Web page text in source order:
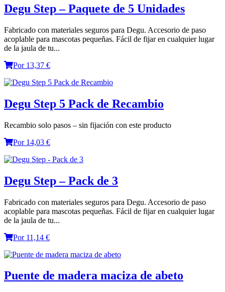
Degu Step – Paquete de 5 Unidades
Fabricado con materiales seguros para Degu. Accesorio de paso
acoplable para mascotas pequeñas. Fácil de fijar en cualquier lugar
de la jaula de tu...
Por 13,37 €
Degu Step 5 Pack de Recambio
Recambio solo pasos – sin fijación con este producto
Por 14,03 €
Degu Step – Pack de 3
Fabricado con materiales seguros para Degu. Accesorio de paso
acoplable para mascotas pequeñas. Fácil de fijar en cualquier lugar
de la jaula de tu...
Por 11,14 €
Puente de madera maciza de abeto